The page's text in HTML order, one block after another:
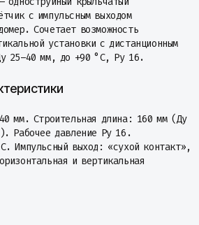
с импульсным выходом
Сочетает возможность
установки с дистанционным
25–40 мм, до +90 °C, Ру 16.
мм. Строительная длина: 160 мм (Ду
Рабочее давление Ру 16.
Импульсный выход: «сухой контакт»,
и вертикальная